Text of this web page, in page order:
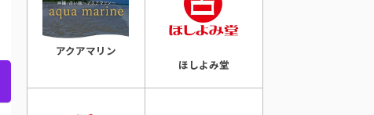
アクアマリン
ほしよみ堂